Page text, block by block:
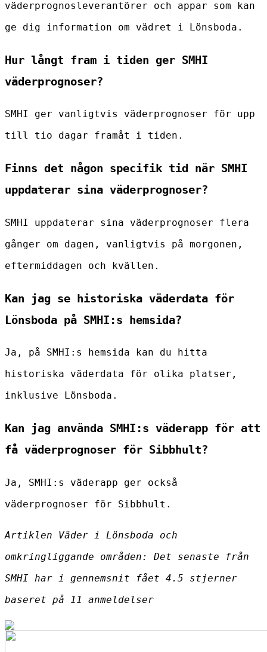
väderprognosleverantörer och appar som kan
ge dig information om vädret i Lönsboda.
Hur långt fram i tiden ger SMHI
väderprognoser?
SMHI ger vanligtvis väderprognoser för upp
till tio dagar framåt i tiden.
Finns det någon specifik tid när SMHI
uppdaterar sina väderprognoser?
SMHI uppdaterar sina väderprognoser flera
gånger om dagen, vanligtvis på morgonen,
eftermiddagen och kvällen.
Kan jag se historiska väderdata för
Lönsboda på SMHI:s hemsida?
Ja, på SMHI:s hemsida kan du hitta
historiska väderdata för olika platser,
inklusive Lönsboda.
Kan jag använda SMHI:s väderapp för att
få väderprognoser för Sibbhult?
Ja, SMHI:s väderapp ger också
väderprognoser för Sibbhult.
Artiklen Väder i Lönsboda och
omkringliggande områden: Det senaste från
SMHI har i gennemsnit fået 4.5 stjerner
baseret på
11 anmeldelser